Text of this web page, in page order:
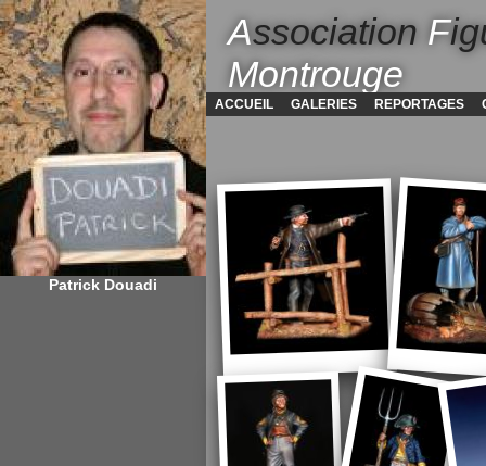
Association F
Montrouge
ACCUEIL GALERIES REPORTAGES
Patrick Douadi